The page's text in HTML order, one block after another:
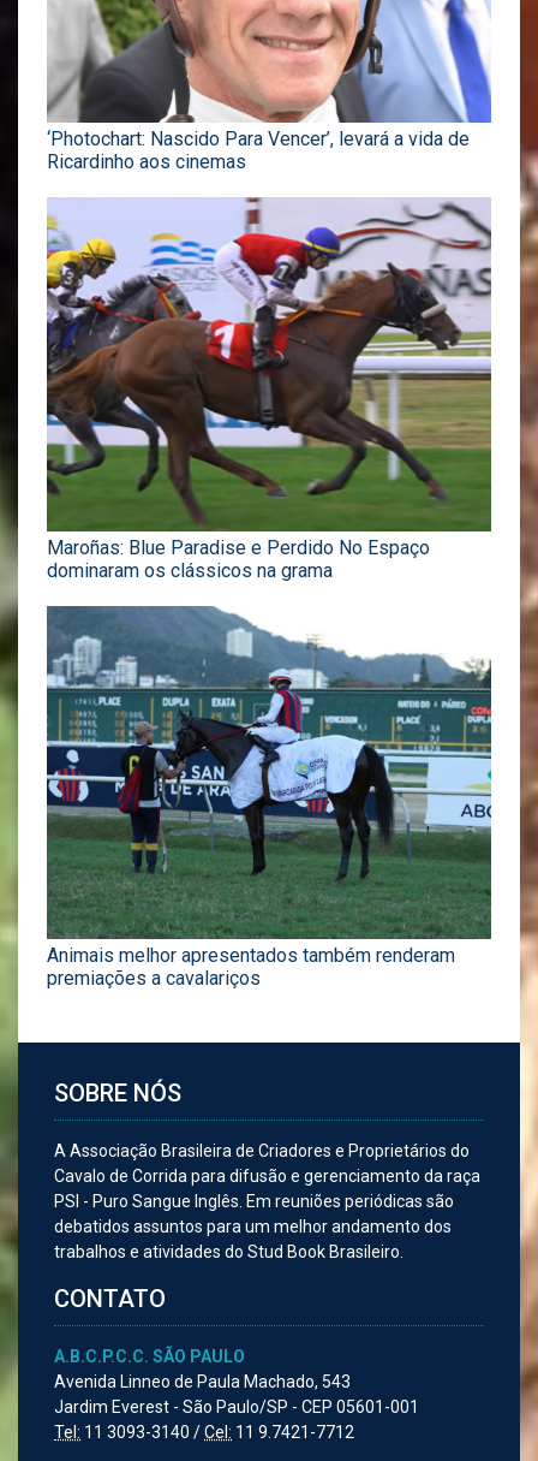
‘Photochart: Nascido Para Vencer’, levará a vida de
Ricardinho aos cinemas
Maroñas: Blue Paradise e Perdido No Espaço
dominaram os clássicos na grama
Animais melhor apresentados também renderam
premiações a cavalariços
SOBRE NÓS
A Associação Brasileira de Criadores e Proprietários do
Cavalo de Corrida para difusão e gerenciamento da raça
PSI - Puro Sangue Inglês. Em reuniões periódicas são
debatidos assuntos para um melhor andamento dos
trabalhos e atividades do Stud Book Brasileiro.
CONTATO
A.B.C.P.C.C. SÃO PAULO
Avenida Linneo de Paula Machado, 543
Jardim Everest - São Paulo/SP - CEP 05601-001
Tel: 11 3093-3140 /Cel: 11 9.7421-7712